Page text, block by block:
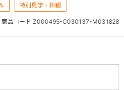
＞
用されます。予約時にログインの
が適用されていることをご確認
6,000円となります。
です。
特別見学・拝観
商品コード Z000495-C030137-M031828